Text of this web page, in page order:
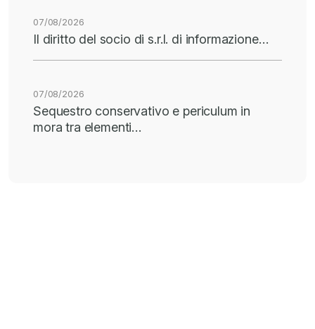
07/08/2026
Il diritto del socio di s.r.l. di informazione…
07/08/2026
Sequestro conservativo e periculum in
mora tra elementi…